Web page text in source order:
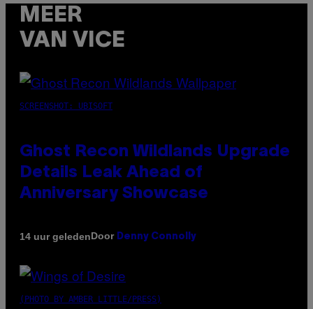
MEER
VAN VICE
SCREENSHOT: UBISOFT
Ghost Recon Wildlands Upgrade
Details Leak Ahead of
Anniversary Showcase
14 uur geledenDoor Denny Connolly
(PHOTO BY AMBER LITTLE/PRESS)